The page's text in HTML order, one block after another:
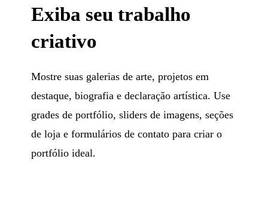
Exiba seu trabalho
criativo
Mostre suas galerias de arte, projetos em
destaque, biografia e declaração artística. Use
grades de portfólio, sliders de imagens, seções
de loja e formulários de contato para criar o
portfólio ideal.